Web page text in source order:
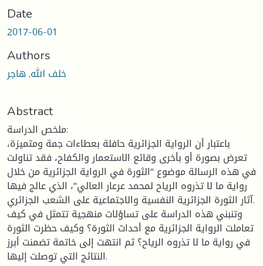
Date
2017-06-01
Authors
خلف الله, هاجر
Abstract
ملخص الدراسة:
باعتبار أن الرواية الجزائرية حافلة بعطاءات جمة ومتميزة،
تعرض بصورة أو بأخرى وقائع الاستعمار والكفاح، فقد تناولت
في هذه الرسالة موضوع "الثورة في الرواية الجزائرية من خلال
رواية ما لا تذروه الرياح لمحمد عرعار العالي"، الذي عالج فيها
آثار الثورة الجزائرية النفسية والاجتماعية على الشعب الجزائري.
وتنبني هذه الدراسة على تساؤلات منهجية تتمثل في كيف
تعاملت الرواية الجزائرية مع أحداث الثورة؟ وكيف حظرت الثورة
في رواية ما لا تذروه الرياح؟ ثم انتهت إلى خاتمة تضمنت أبرز
النتائج التي توصلت إليها.